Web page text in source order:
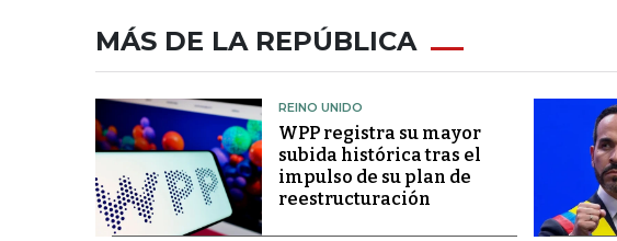
MÁS DE LA REPÚBLICA
REINO UNIDO
WPP registra su mayor
subida histórica tras el
impulso de su plan de
reestructuración